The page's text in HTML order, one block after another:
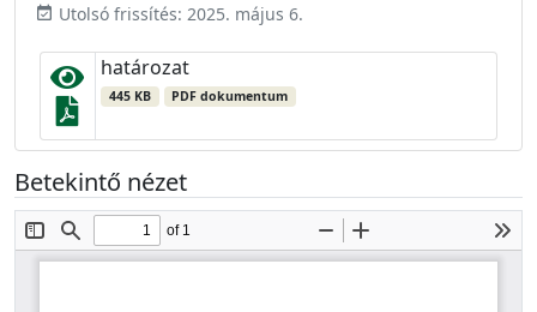
event_available Utolsó frissítés: 2025. május 6.
határozat
445 KB PDF dokumentum
Betekintő nézet